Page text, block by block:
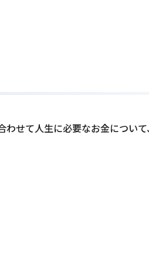
わせて人生に必要なお金につい